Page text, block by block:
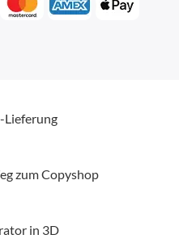
Lieferung
zum Copyshop
in 3D